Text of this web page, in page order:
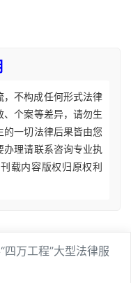
，不构成任何形式法律
、个案等差异，请勿生
一切法律后果皆由您
理请联系咨询专业执
载内容版权归原权利
万工程”大型法律服